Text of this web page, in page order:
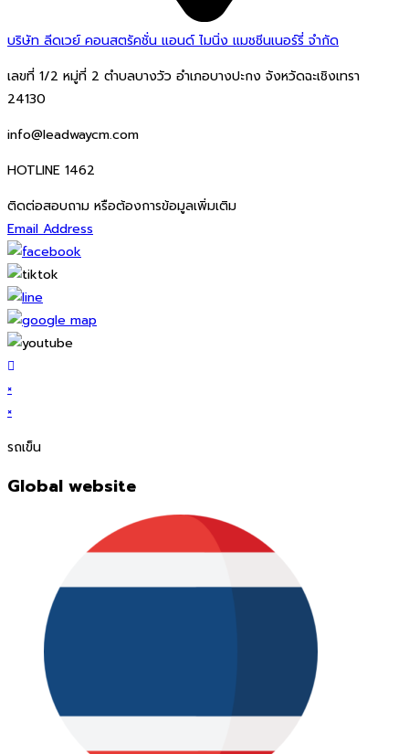
บริษัท ลีดเวย์ คอนสตรัคชั่น แอนด์ ไมนิ่ง แมชชีนเนอร์รี่ จำกัด
เลขที่ 1/2 หมู่ที่ 2 ตำบลบางวัว อำเภอบางปะกง จังหวัดฉะเชิงเทรา
24130
info@leadwaycm.com
HOTLINE 1462
ติดต่อสอบถาม หรือต้องการข้อมูลเพิ่มเติม
Email Address
×
×
รถเข็น
Global website